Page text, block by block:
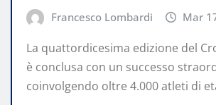
Francesco Lombardi Mar
La quattordicesima edizione del
è conclusa con un successo
coinvolgendo oltre 4.000 atleti di